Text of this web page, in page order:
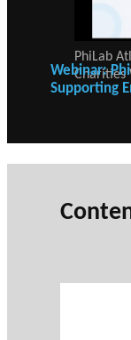
PhiLab
Charities
Webinar:
Supporting